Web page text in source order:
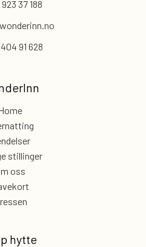
37 188
91 628
stillinger
oss
hytte